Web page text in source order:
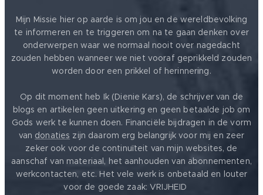
Mijn Missie hier op aarde is om jou en de wereldbevolking
te informeren en te triggeren om na te gaan denken over
onderwerpen waar we normaal nooit over nagedacht
zouden hebben wanneer we niet vooraf geprikkeld zouden
worden door een prikkel of herinnering.
Op dit moment heb Ik (Dienie Kars), de schrijver van de
blogs en artikelen geen uitkering en geen betaalde job om
Gods werk te kunnen doen. Financiële bijdragen in de vorm
van donaties zijn daarom erg belangrijk voor mij en zeer
zeker ook voor de continuïteit van mijn websites, de
aanschaf van materiaal, het aanhouden van abonnementen,
werkcontacten, etc. Het vele werk is onbetaald en louter
voor de goede zaak: VRIJHEID ❤️